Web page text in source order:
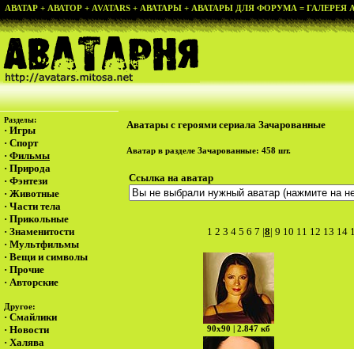
АВАТАР + АВАТОР + AVATARS + АВАТАРЫ + АВАТАРЫ ДЛЯ ФОРУМА = ГАЛЕРЕЯ
Разделы:
· Игры
· Спорт
· Фильмы
· Природа
· Фэнтези
· Животные
· Части тела
· Прикольные
· Знаменитости
· Мультфильмы
· Вещи и символы
· Прочие
· Авторские
Другое:
· Смайлики
· Новости
· Халява
Аватары с героями сериала Зачарованные
Аватар в разделе Зачарованные: 458 шт.
Ссылка на аватар
1 2 3 4 5 6 7 |8| 9 10 11 12 13 14
90х90 | 2.847 кб